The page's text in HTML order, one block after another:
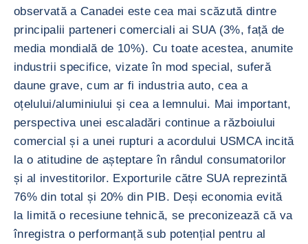
observată a Canadei este cea mai scăzută dintre
principalii parteneri comerciali ai SUA (3%, față de
media mondială de 10%). Cu toate acestea, anumite
industrii specifice, vizate în mod special, suferă
daune grave, cum ar fi industria auto, cea a
oțelului/aluminiului și cea a lemnului. Mai important,
perspectiva unei escaladări continue a războiului
comercial și a unei rupturi a acordului USMCA incită
la o atitudine de așteptare în rândul consumatorilor
și al investitorilor. Exporturile către SUA reprezintă
76% din total și 20% din PIB. Deși economia evită
la limită o recesiune tehnică, se preconizează că va
înregistra o performanță sub potențial pentru al